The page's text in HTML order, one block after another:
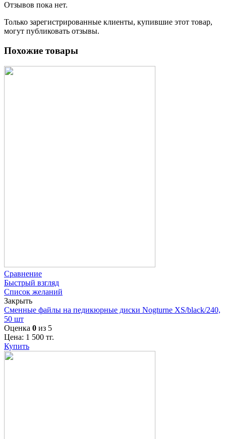
Отзывов пока нет.
Только зарегистрированные клиенты, купившие этот товар,
могут публиковать отзывы.
Похожие товары
Сравнение
Быстрый взгляд
Список желаний
Закрыть
Сменные файлы на педикюрные диски Nogturne XS/black/240,
50 шт
Оценка 0 из 5
Цена: 1 500 тг.
Купить